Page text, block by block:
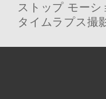
ストップ モーシ
タイムラプス撮